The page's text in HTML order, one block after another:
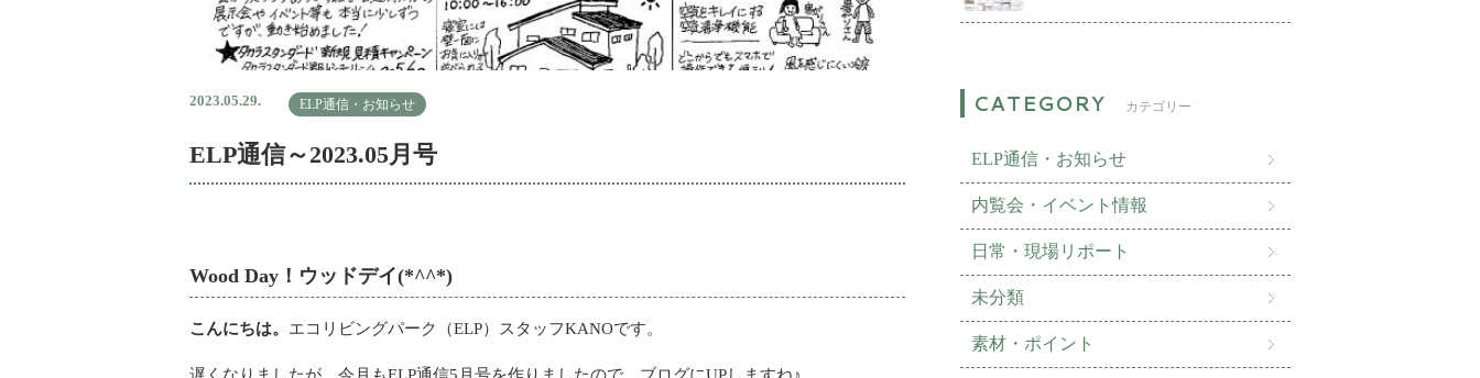
2023.05.29. ELP通信・お知らせ
ELP通信～2023.05月号
Wood Day！ウッドデイ(*^^*)
こんにちは。 エコリビングパーク（ELP）スタッフKANOです。
遅くなりましたが、今月もELP通信5月号を作りましたので、ブログにUPしますね♪
カテゴリー
ELP通信・お知らせ
内覧会・イベント情報
日常・現場リポート
未分類
素材・ポイント